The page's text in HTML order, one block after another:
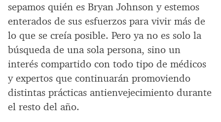
sepamos quién es Bryan Johnson y estemos
enterados de sus esfuerzos para vivir más de
lo que se creía posible. Pero ya no es solo la
búsqueda de una sola persona, sino un
interés compartido con todo tipo de médicos
y expertos que continuarán promoviendo
distintas prácticas antienvejecimiento durante
el resto del año.